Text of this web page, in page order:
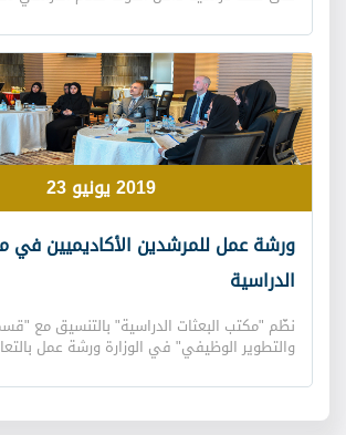
في "مركز أبوظبي الوطني للمعارض". تضمّن
حضره 59 طالبًا وطالبة من مختلف الجامعات
استعراض التجارب الخاصة بالطلبة المستمرين
"برنامج المنح الدراسية"، والتحديات التي
التحاقهم بالجامعة، كما عقد المنسقون في
الطلبة الجدد، تميّزت بالحوار البنّاء والمناقشة
الملتقى السيد جمعة عتيق الرميثي، مدير
الدراسية" بالإنابة، ومديرو الإدارات، وعدد من
2019 يونيو 23
ورشة عمل للمرشدين الأكاديميين في
الدراسية
نظّم "مكتب البعثات الدراسية" بالتنسيق مع
والتطوير الوظيفي" في الوزارة ورشة عمل
"المنظمة العالمية للإرشاد الأكاديمي"، ومقرّها
كنساس بأمريكا "NACADA".